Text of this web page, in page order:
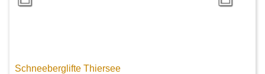
Schneeberglifte Thiersee